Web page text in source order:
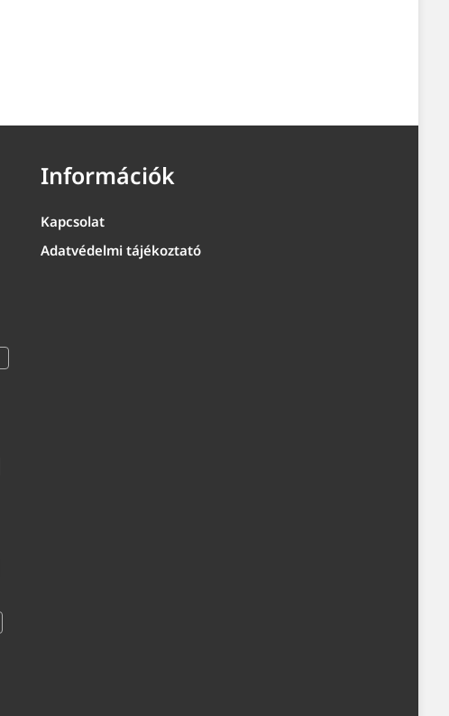
Információk
Kapcsolat
Adatvédelmi tájékoztató